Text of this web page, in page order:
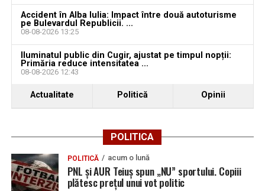
Accident în Alba Iulia: Impact între două autoturisme
pe Bulevardul Republicii. ...
08-08-2026 13:25
Iluminatul public din Cugir, ajustat pe timpul nopții:
Primăria reduce intensitatea ...
08-08-2026 12:43
Actualitate Politică Opinii
POLITICA
POLITICĂ acum o lună
PNL și AUR Teiuș spun „NU” sportului. Copiii
plătesc prețul unui vot politic